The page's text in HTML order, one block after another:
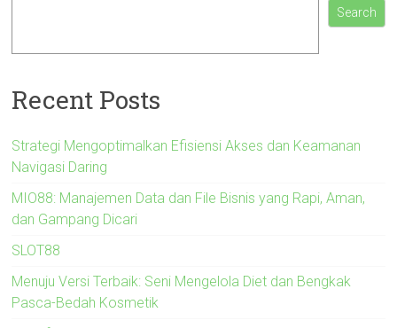
Search
Recent Posts
Strategi Mengoptimalkan Efisiensi Akses dan Keamanan
Navigasi Daring
MIO88: Manajemen Data dan File Bisnis yang Rapi, Aman,
dan Gampang Dicari
SLOT88
Menuju Versi Terbaik: Seni Mengelola Diet dan Bengkak
Pasca-Bedah Kosmetik